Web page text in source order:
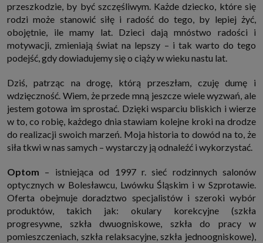
przeszkodzie, by być szczęśliwym. Każde dziecko, które się
rodzi może stanowić siłę i radość do tego, by lepiej żyć,
obojętnie, ile mamy lat. Dzieci dają mnóstwo radości i
motywacji, zmieniają świat na lepszy – i tak warto do tego
podejść, gdy dowiadujemy się o ciąży w wieku nastu lat.
Dziś, patrząc na drogę, którą przeszłam, czuję dumę i
wdzięczność. Wiem, że przede mną jeszcze wiele wyzwań, ale
jestem gotowa im sprostać. Dzięki wsparciu bliskich i wierze
w to, co robię, każdego dnia stawiam kolejne kroki na drodze
do realizacji swoich marzeń. Moja historia to dowód na to, że
siła tkwi w nas samych – wystarczy ją odnaleźć i wykorzystać.
Optom – istniejąca od 1997 r. sieć rodzinnych salonów
optycznych w Bolesławcu, Lwówku Śląskim i w Szprotawie.
Oferta obejmuje doradztwo specjalistów i szeroki wybór
produktów, takich jak: okulary korekcyjne (szkła
progresywne, szkła dwuogniskowe, szkła do pracy w
pomieszczeniach, szkła relaksacyjne, szkła jednoogniskowe),